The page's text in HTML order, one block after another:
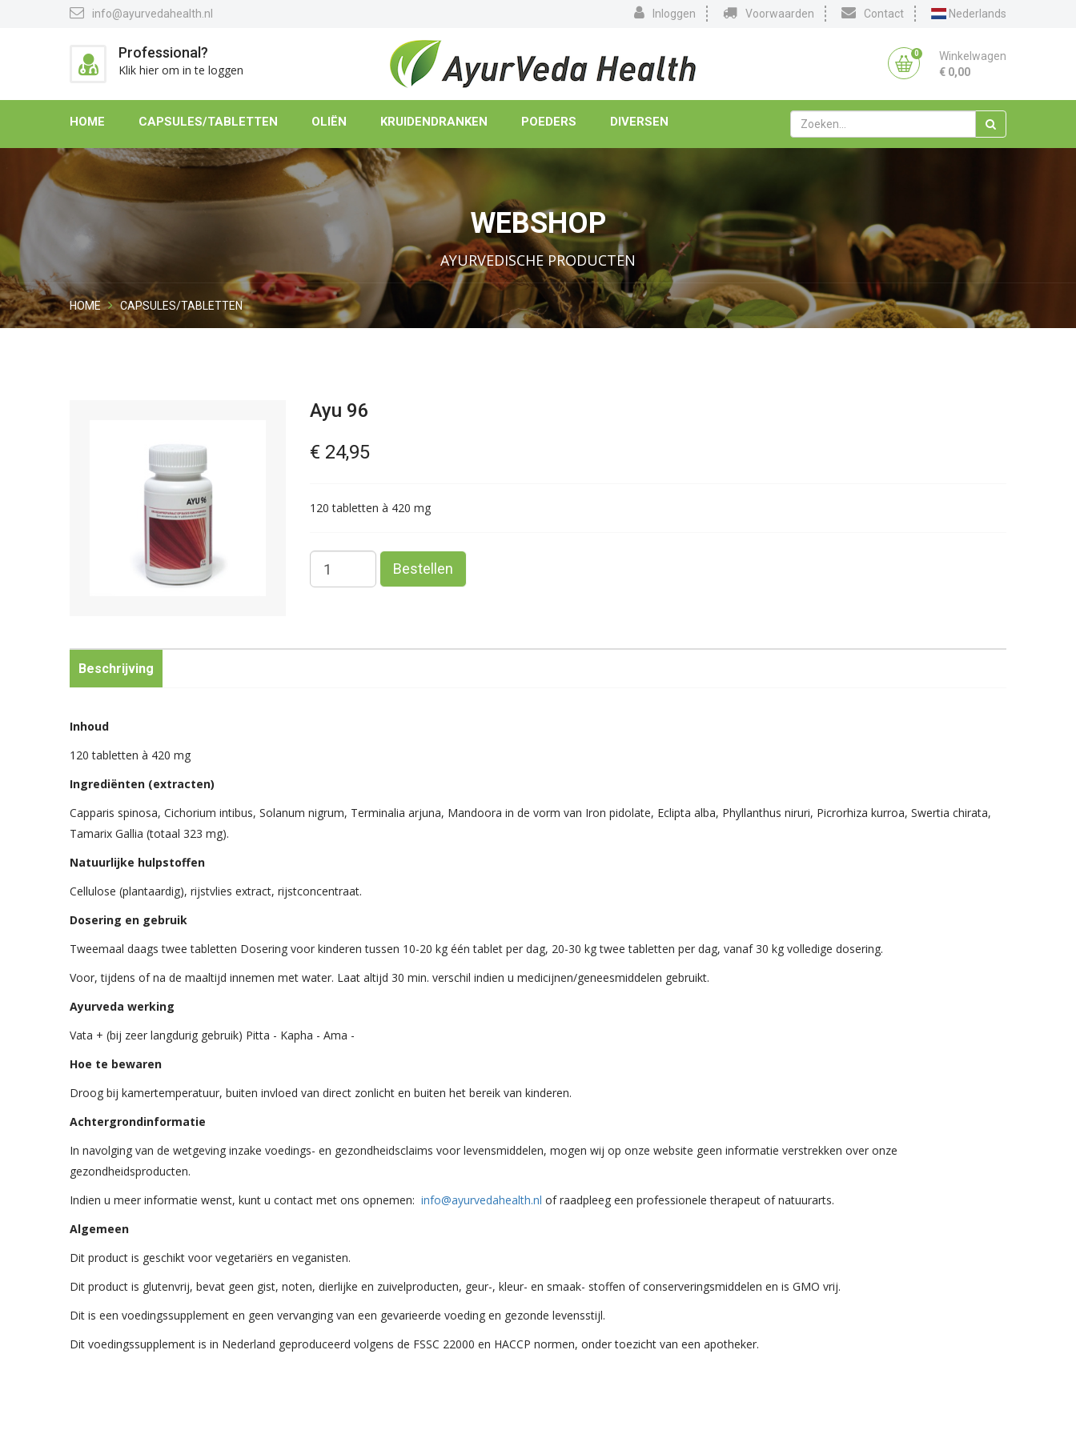
info@ayurvedahealth.nl Inloggen Voorwaarden Contact Nederlands
Professional?
Klik hier om in te loggen
0
Winkelwagen
€ 0,00
HOME CAPSULES/TABLETTEN OLIËN KRUIDENDRANKEN POEDERS DIVERSEN
WEBSHOP
AYURVEDISCHE PRODUCTEN
HOME CAPSULES/TABLETTEN
Ayu 96
€ 24,95
120 tabletten à 420 mg
Bestellen
Beschrijving
Inhoud
120 tabletten à 420 mg
Ingrediënten (extracten)
Capparis spinosa, Cichorium intibus, Solanum nigrum, Terminalia arjuna, Mandoora in de vorm van Iron pidolate, Eclipta alba, Phyllanthus niruri, Picrorhiza kurroa, Swertia chirata,
Tamarix Gallia (totaal 323 mg).
Natuurlijke hulpstoffen
Cellulose (plantaardig), rijstvlies extract, rijstconcentraat.
Dosering en gebruik
Tweemaal daags twee tabletten Dosering voor kinderen tussen 10-20 kg één tablet per dag, 20-30 kg twee tabletten per dag, vanaf 30 kg volledige dosering.
Voor, tijdens of na de maaltijd innemen met water. Laat altijd 30 min. verschil indien u medicijnen/geneesmiddelen gebruikt.
Ayurveda werking
Vata + (bij zeer langdurig gebruik) Pitta - Kapha - Ama -
Hoe te bewaren
Droog bij kamertemperatuur, buiten invloed van direct zonlicht en buiten het bereik van kinderen.
Achtergrondinformatie
In navolging van de wetgeving inzake voedings- en gezondheidsclaims voor levensmiddelen, mogen wij op onze website geen informatie verstrekken over onze
gezondheidsproducten.
Indien u meer informatie wenst, kunt u contact met ons opnemen: info@ayurvedahealth.nl of raadpleeg een professionele therapeut of natuurarts.
Algemeen
Dit product is geschikt voor vegetariërs en veganisten.
Dit product is glutenvrij, bevat geen gist, noten, dierlijke en zuivelproducten, geur-, kleur- en smaak- stoffen of conserveringsmiddelen en is GMO vrij.
Dit is een voedingssupplement en geen vervanging van een gevarieerde voeding en gezonde levensstijl.
Dit voedingssupplement is in Nederland geproduceerd volgens de FSSC 22000 en HACCP normen, onder toezicht van een apotheker.